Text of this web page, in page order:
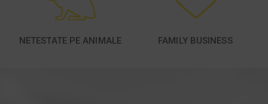
NETESTATE PE ANIMALE FAMILY BUSINESS